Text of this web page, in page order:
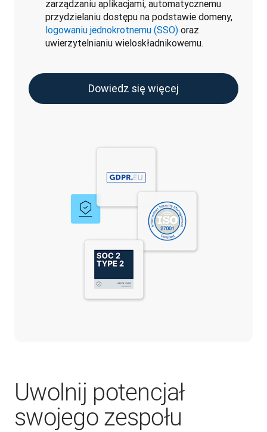
zarządzaniu aplikacjami, automatycznemu
przydzielaniu dostępu na podstawie domeny,
logowaniu jednokrotnemu (SSO) oraz
uwierzytelnianiu wieloskładnikowemu.
Dowiedz się więcej
Uwolnij potencjał
swojego zespołu